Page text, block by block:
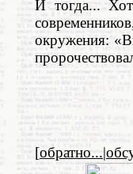
И тогда...
окружения:
[обратно...|